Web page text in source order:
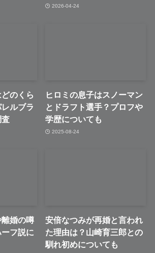
2026-04-24
のくら
ルブラ
査
ヒロミの息子はスノーマン
とドラフト選手？プロフや
学歴についても
2025-08-24
婚の噂
フ説に
安倍なつみが再婚と言われ
た理由は？山崎育三郎との
馴れ初めについても